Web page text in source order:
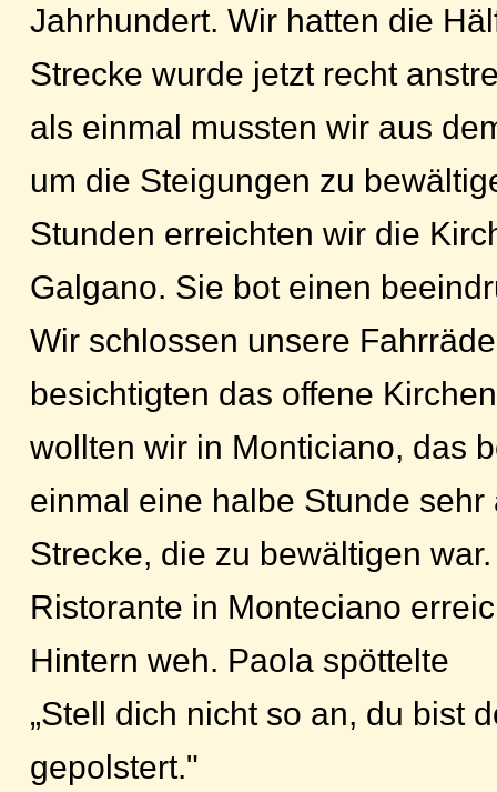
Jahrhundert. Wir hatten die
Strecke wurde jetzt recht
als einmal mussten wir aus
um die Steigungen zu
Stunden erreichten wir die
Galgano. Sie bot einen
Wir schlossen unsere
besichtigten das offene
wollten wir in Monticiano, das
einmal eine halbe Stunde
Strecke, die zu bewältigen
Ristorante in Monteciano
Hintern weh. Paola spöttelte
„Stell dich nicht so an, du bist
gepolstert."